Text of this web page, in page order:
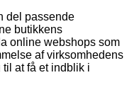
del passende
butikkens
online webshops som
af virksomhedens
at få et indblik i